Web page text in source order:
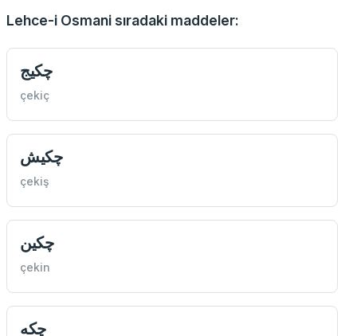
Lehce-i Osmani sıradaki maddeler:
چكيج
çekiç
چكيش
çekiş
چكين
çekin
چكه